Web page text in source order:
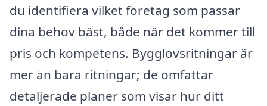
du identifiera vilket företag som passar
dina behov bäst, både när det kommer till
pris och kompetens. Bygglovsritningar är
mer än bara ritningar; de omfattar
detaljerade planer som visar hur ditt